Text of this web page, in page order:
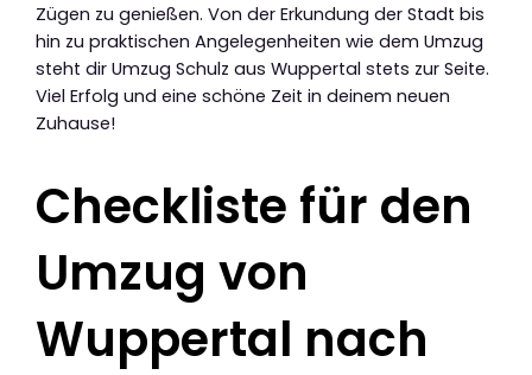
Zügen zu genießen. Von der Erkundung der Stadt bis
hin zu praktischen Angelegenheiten wie dem Umzug
steht dir Umzug Schulz aus Wuppertal stets zur Seite.
Viel Erfolg und eine schöne Zeit in deinem neuen
Zuhause!
Checkliste für den
Umzug von
Wuppertal nach